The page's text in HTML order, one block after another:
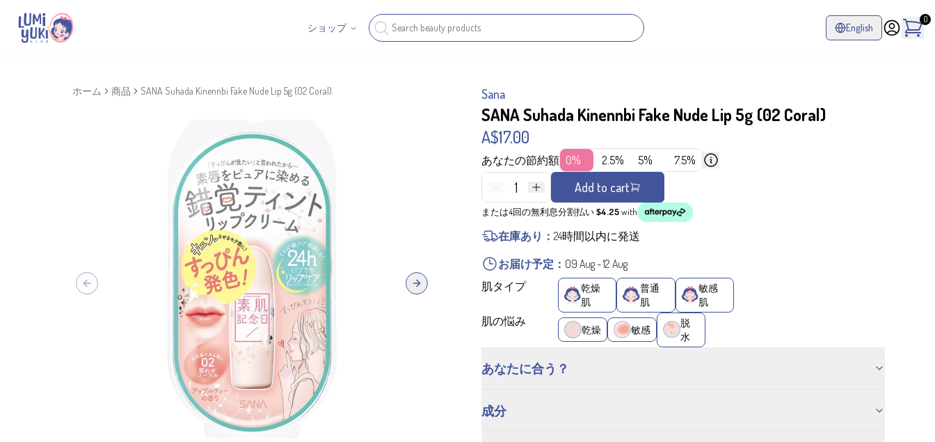
ショップ English
0
ホーム 商品 SANA Suhada Kinennbi Fake Nude Lip 5g (02 Coral)
Previous slide Next slide
Sana
SANA Suhada Kinennbi Fake Nude Lip 5g (02 Coral)
A$17.00
あなたの節約額 0% 2.5% 5% 7.5%
1 Add to cart
または4回の無利息分割払い$4.25with
在庫あり： 24時間以内に発送
お届け予定： 09 Aug-12 Aug
肌タイプ
乾燥
肌
普通
肌
敏感
肌
肌の悩み
乾燥 敏感
脱
水
あなたに合う？
成分